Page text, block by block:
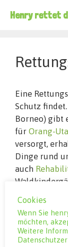
InhaltHenry rettet
Eine
Schutz
Borneo) gibt
für Orang-
versorgt,
Dinge rund
auch
Orang-
haben,
erhalten die
machen
Cookies
Wenn Sie
möchten,
Weitere